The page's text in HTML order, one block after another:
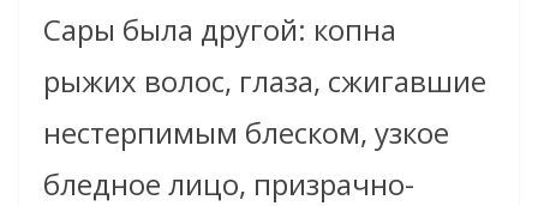
Сары была другой: копна
рыжих волос, глаза, сжигавшие
нестерпимым блеском, узкое
бледное лицо, призрачно-